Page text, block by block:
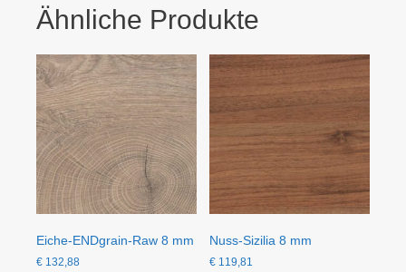
Ähnliche Produkte
Eiche-ENDgrain-Raw 8 mm
€ 132,88
Nuss-Sizilia 8 mm
€ 119,81